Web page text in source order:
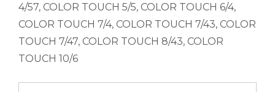
4/57, COLOR TOUCH 5/5, COLOR TOUCH 6/4,
COLOR TOUCH 7/4, COLOR TOUCH 7/43, COLOR
TOUCH 7/47, COLOR TOUCH 8/43, COLOR
TOUCH 10/6